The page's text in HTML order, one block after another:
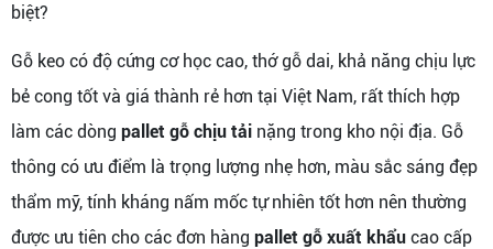
biệt?
Gỗ keo có độ cứng cơ học cao, thớ gỗ dai, khả năng chịu lực
bẻ cong tốt và giá thành rẻ hơn tại Việt Nam, rất thích hợp
làm các dòng pallet gỗ chịu tải nặng trong kho nội địa. Gỗ
thông có ưu điểm là trọng lượng nhẹ hơn, màu sắc sáng đẹp
thẩm mỹ, tính kháng nấm mốc tự nhiên tốt hơn nên thường
được ưu tiên cho các đơn hàng pallet gỗ xuất khẩu cao cấp